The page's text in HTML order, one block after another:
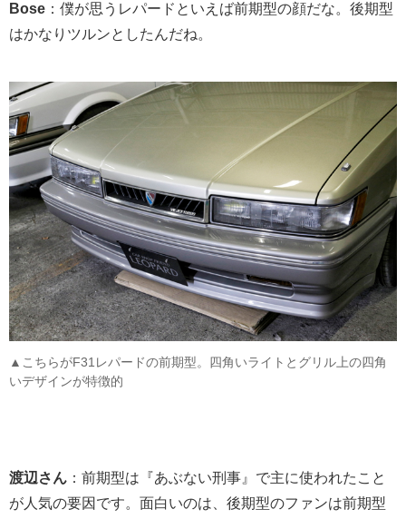
Bose ：僕が思うレパードといえば前期型の顔だな。後期型
はかなりツルンとしたんだね。
▲こちらがF31レパードの前期型。四角いライトとグリル上の四角
いデザインが特徴的
渡辺さん ：前期型は『あぶない刑事』で主に使われたこと
が人気の要因です。面白いのは、後期型のファンは前期型